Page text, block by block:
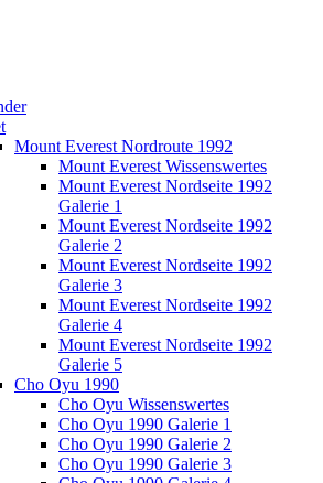
Mount Everest Nordroute 1992
Mount Everest Wissenswertes
Mount Everest Nordseite 1992
Galerie 1
Mount Everest Nordseite 1992
Galerie 2
Mount Everest Nordseite 1992
Galerie 3
Mount Everest Nordseite 1992
Galerie 4
Mount Everest Nordseite 1992
Galerie 5
Cho Oyu 1990
Cho Oyu Wissenswertes
Cho Oyu 1990 Galerie 1
Cho Oyu 1990 Galerie 2
Cho Oyu 1990 Galerie 3